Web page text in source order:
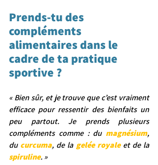
Prends-tu des
compléments
alimentaires dans le
cadre de ta pratique
sportive ?
« Bien sûr, et je trouve que c’est vraiment
efficace pour ressentir des bienfaits un
peu partout. Je prends plusieurs
compléments comme : du magnésium,
du curcuma, de la gelée royale
et de la
spiruline. »